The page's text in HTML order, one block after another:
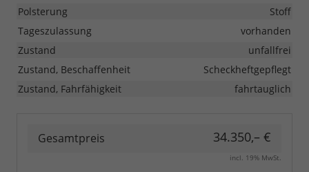
Polsterung
Stoff
Tageszulassung
vorhanden
Zustand
unfallfrei
Zustand, Beschaffenheit
Scheckheftgepflegt
Zustand, Fahrfähigkeit
fahrtauglich
Gesamtpreis 34.350,– €
incl. 19% MwSt.